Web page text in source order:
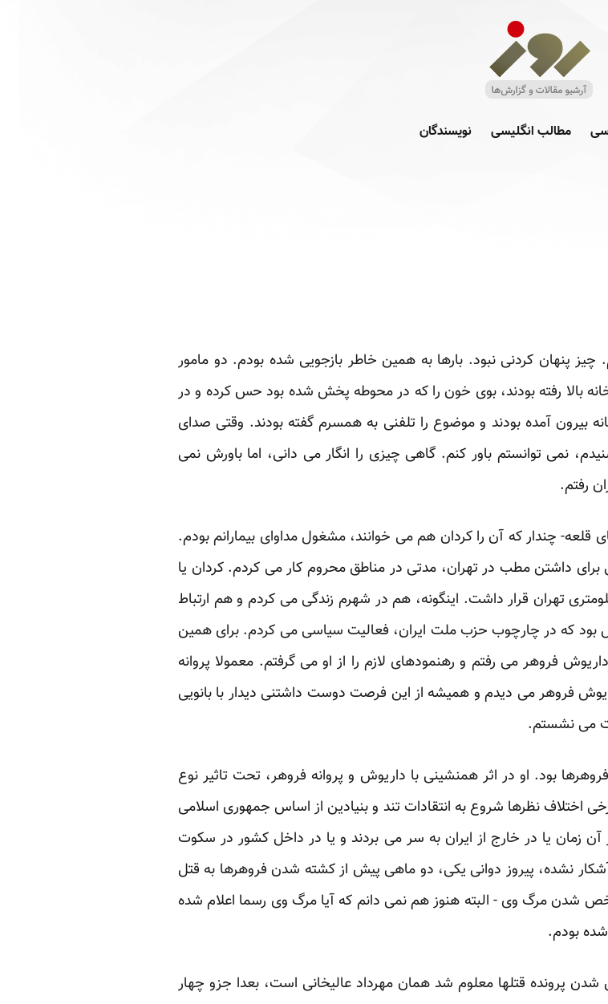
مطالب انگلیسی نویسندگان
چیز پنهان کردنی نبود. بارها به همین خاطر بازجویی شده بودم. دو مامور
بالا رفته بودند، بوی خون را که در محوطه پخش شده بود حس کرده و در
خانه بیرون آمده بودند و موضوع را تلفنی به همسرم گفته بودند. وقتی صدای
نمی توانستم باور کنم. گاهی چیزی را انگار می دانی، اما باورش نمی
رفتم.
چندار که آن را کردان هم می خوانند، مشغول مداوای بیمارانم بودم.
داشتن مطب در تهران، مدتی در مناطق محروم کار می کردم. کردان یا
چندار را انتخاب کرده بودم که در فاصله ۶۰ کیلومتری تهران قرار داشت. اینگونه، هم در شهرم زندگی می کردم و هم ارتباط
بود که در چارچوب حزب ملت ایران، فعالیت سیاسی می کردم. برای همین
فروهر می رفتم و رهنمودهای لازم را از او می گرفتم. معمولا پروانه
فروهر می دیدم و همیشه از این فرصت دوست داشتنی دیدار با بانویی
می نشستم.
بود. او در اثر همنشینی با داریوش و پروانه فروهر، تحت تاثیر نوع
اختلاف نظرها شروع به انتقادات تند و بنیادین از اساس جمهوری اسلامی
زمان یا در خارج از ایران به سر می بردند و یا در داخل کشور در سکوت
نشده، پیروز دوانی یکی، دو ماهی پیش از کشته شدن فروهرها به قتل
شدن مرگ وی - البته هنوز هم نمی دانم که آیا مرگ وی رسما اعلام شده
بودم.
پرونده قتلها معلوم شد همان مهرداد عالیخانی است، بعدا جزو چهار